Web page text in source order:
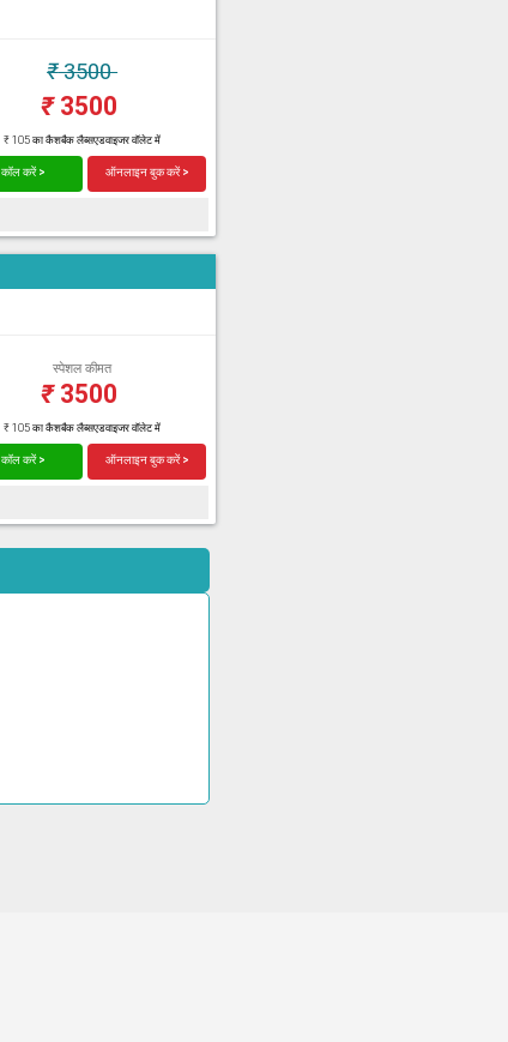
₹3500
₹3500
₹ 105 का कैशबैक लैब्सएडवाइजर वॉलेट में
कॉल करें > ऑनलाइन बुक करें >
स्पेशल कीमत
₹3500
₹ 105 का कैशबैक लैब्सएडवाइजर वॉलेट में
कॉल करें > ऑनलाइन बुक करें >